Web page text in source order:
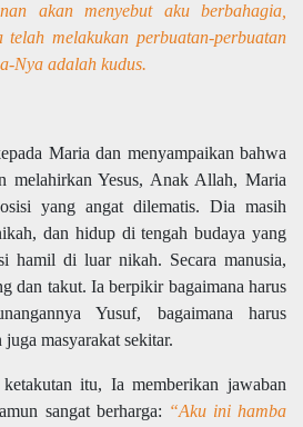
akan menyebut aku berbahagia,
telah melakukan perbuatan-perbuatan
Nya adalah kudus.
Maria dan menyampaikan bahwa
melahirkan Yesus, Anak Allah, Maria
yang angat dilematis. Dia masih
dan hidup di tengah budaya yang
hamil di luar nikah. Secara manusia,
dan takut. Ia berpikir bagaimana harus
Yusuf, bagaimana harus
masyarakat sekitar.
itu, Ia memberikan jawaban
sangat berharga: “Aku ini hamba